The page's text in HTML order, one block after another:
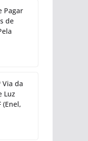
Pagar
de
Via da
Luz
(Enel,